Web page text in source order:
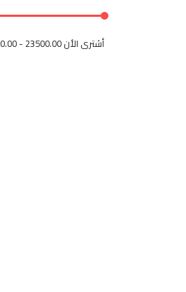
أشترى الأن23500.00 - 57990.00